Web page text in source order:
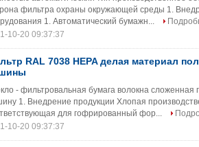
фильтра охраны окружающей среды 1.
1. Автоматический бумажн...
10-20 09:37:37
RAL 7038 HEPA делая материал
- фильтровальная бумага волокна сложенная
1. Внедрение продукции Хлопая
для гофрированный фор...
10-20 09:37:37